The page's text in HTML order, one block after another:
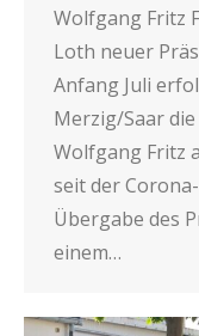
Wolfgang Fritz
Loth neuer
Anfang Juli
Merzig/Saar
Wolfgang Fritz
seit der
Übergabe des
einem…